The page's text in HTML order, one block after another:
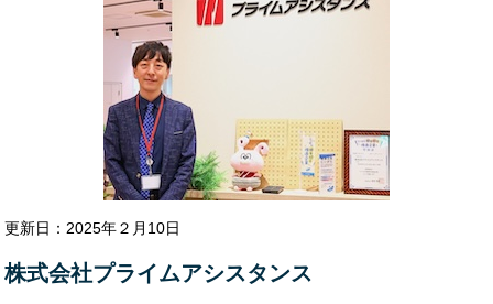
更新日：2025年２月10日
株式会社プライムアシスタンス
株式会社アスマーク
株式会社ディー・エヌ・エー
株式会社プレステージ・インターナショナル
フラー株式会社
デジタル・アドバタイジング・コンソーシアム株
式会社（Dac）